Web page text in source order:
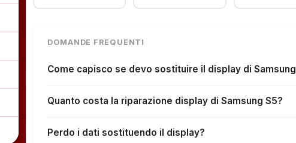
DOMANDE FREQUENTI
Come capisco se devo sostituire il display di
Quanto costa la riparazione display di Samsung S5?
Perdo i dati sostituendo il display?